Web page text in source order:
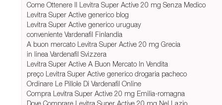
Come Ottenere Il Levitra Super Active 20 mg Senza Medico
Levitra Super Active generico blog
Levitra Super Active generico uruguay
conveniente Vardenafil Finlandia
A buon mercato Levitra Super Active 20 mg Grecia
in linea Vardenafil Svizzera
Levitra Super Active A Buon Mercato In Vendita
preço Levitra Super Active generico drogaria pacheco
Ordinare Le Pillole Di Vardenafil Online
Compra Levitra Super Active 20 mg Emilia-romagna